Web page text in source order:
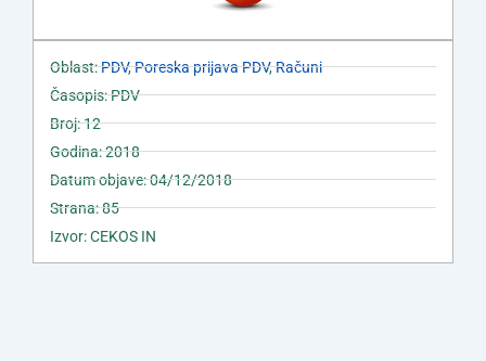
Oblast:PDV,Poreska prijava PDV,Računi
Časopis: PDV
Broj: 12
Godina: 2018
Datum objave: 04/12/2018
Strana: 85
Izvor: CEKOS IN